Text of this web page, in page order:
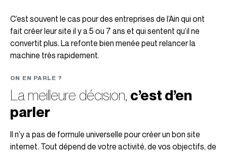
C’est souvent le cas pour des entreprises de l’Ain qui ont
fait créer leur site il y a 5 ou 7 ans et qui sentent qu’il ne
convertit plus. La refonte bien menée peut relancer la
machine très rapidement.
ON EN PARLE ?
La meilleure décision, c’est d’en
parler
Il n’y a pas de formule universelle pour créer un bon site
internet. Tout dépend de votre activité, de vos objectifs, de